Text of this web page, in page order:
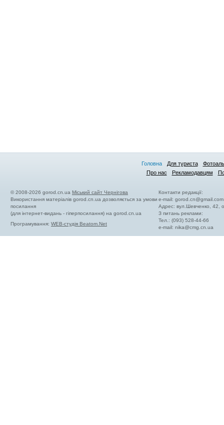
Головна Для туриста
Про нас
Рекламодавцям
© 2008-2026 gorod.cn.ua Міський сайт Чернігова
Використання матеріалів gorod.cn.ua дозволяється за умови
посилання
(для інтернет-видань - гіперпосилання) на gorod.cn.ua
Програмування: WEB-студія Beatom.Net
Контакти редакції:
e-mail:gorod.cn@gmail.com
Адрес: вул.Шевченко, 42,
З питань реклами:
Тел.: (093) 528-44-66
e-mail:nika@cmg.cn.ua